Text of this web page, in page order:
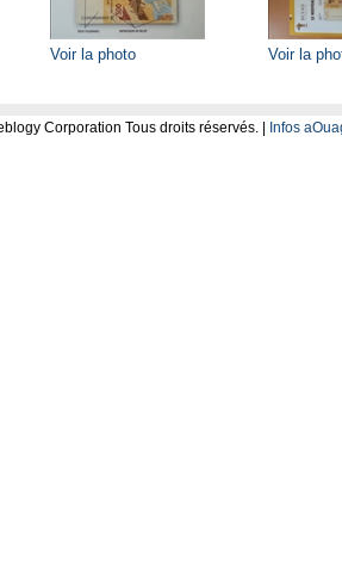
Voir la photo Voir la
Corporation Tous droits réservés. | Infos